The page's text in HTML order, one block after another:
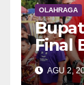
OLAHRAGA
Final
2026
AGU 2,